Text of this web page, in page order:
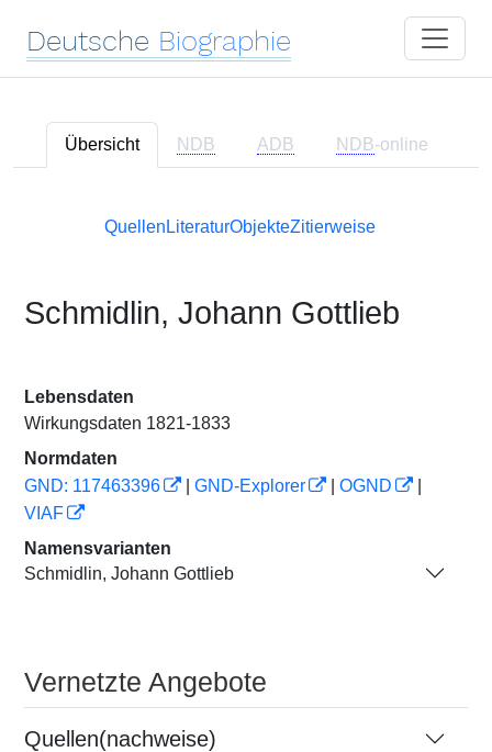
Deutsche Biographie
Übersicht NDB ADB NDB-online
Quellen LiteraturObjekteZitierweise
Schmidlin, Johann Gottlieb
Lebensdaten
Wirkungsdaten 1821-1833
Normdaten
GND: 117463396
GND-Explorer OGND
VIAF
Namensvarianten
Schmidlin, Johann Gottlieb
Vernetzte Angebote
Quellen(nachweise)